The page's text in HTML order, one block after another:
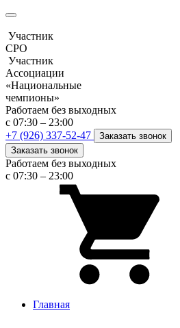
Участник
СРО
Участник
Ассоциации
«Национальные
чемпионы»
Работаем без выходных
с 07:30 – 23:00
+7 (926) 337-52-47
Заказать звонок
Заказать звонок
Работаем без выходных
с 07:30 – 23:00
Главная